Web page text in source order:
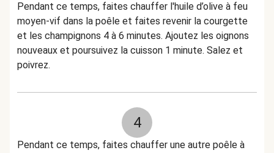
Pendant ce temps, faites chauffer l'huile d’olive à feu
moyen-vif dans la poêle et faites revenir la courgette
et les champignons 4 à 6 minutes. Ajoutez les oignons
nouveaux et poursuivez la cuisson 1 minute. Salez et
poivrez.
4
Pendant ce temps, faites chauffer une autre poêle à